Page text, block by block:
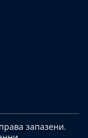
запазени.